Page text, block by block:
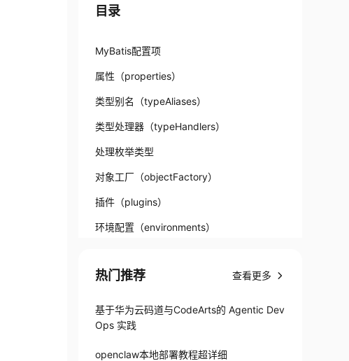
目录
MyBatis配置项
属性（properties）
类型别名（typeAliases）
类型处理器（typeHandlers）
处理枚举类型
对象工厂（objectFactory）
插件（plugins）
环境配置（environments）
数据源（dataSource）
热门推荐 查看更多
基于华为云码道与CodeArts的 Agentic Dev
Ops 实践
openclaw本地部署教程超详细